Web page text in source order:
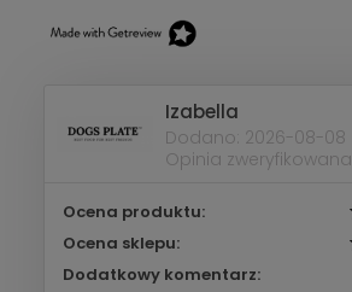
Izabella
Dodano: 2026-08-08
Opinia zweryfikowana
Ocena produktu:
Ocena sklepu:
Dodatkowy komentarz: